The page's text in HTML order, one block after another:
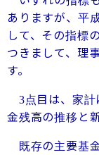
ありますが、平
して、その指標
つきまして、理
す。
3点目は、家
金残高の推移と
既存の主要基